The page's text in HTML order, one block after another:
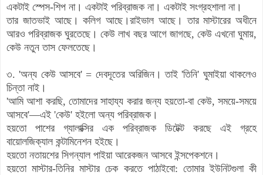
একটাই স্পেস-শিপ না। একটাই পরিব্রাজক না। একটাই সংগ্রহশালা না।
তার জাতভাই আছে। কলিগ আছে।রাইভাল আছে। তার মাস্টারের অধীনে
আরও পরিব্রাজক ঘুরতেছে। কেউ লাখ বছর আগে জাগছে, কেউ এখনো ঘুমায়,
কেউ নতুন তাস ফেলতেছে।
৩. 'অন্য কেউ আসবে' = দেবদূতের অরিজিন। তাই 'তিনি' ঘুমাইয়া থাকলেও
চিন্তা নাই।
'আমি আশা করছি, তোমাদের সাহায্য করার জন্য হয়তো-বা কেউ, সময়ে-সময়ে
আসবে'—এই 'কেউ' হইলো অন্য পরিব্রাজক।
হয়তো পাশের গ্যালাক্সির এক পরিব্রাজক ডিটেক্ট করছে এই গ্রহে
বায়োলজিক্যাল কন্টামিনেশন হইছে।
হয়তো নতায়শের সিগন্যাল পাইয়া আরেকজন আসবে ইন্সপেকশনে।
হয়তো মাস্টার-তিনির মাস্টার চেক করতে পাঠাইবো: তোমার ইউনিটগুলা কী